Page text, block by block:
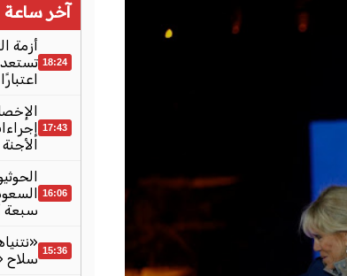
آخر ساعة
18:24
أزمة
تستعد
اعتبارًا من
17:43
الأجنة
16:06
15:36